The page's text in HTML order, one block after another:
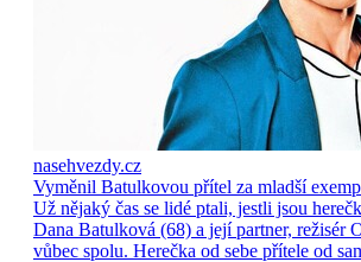
nasehvezdy.cz
Vyměnil Batulkovou přítel za mladší
Už nějaký čas se lidé ptali, jestli jsou
Dana Batulková (68) a její partner, režisér
vůbec spolu. Herečka od sebe přítele od